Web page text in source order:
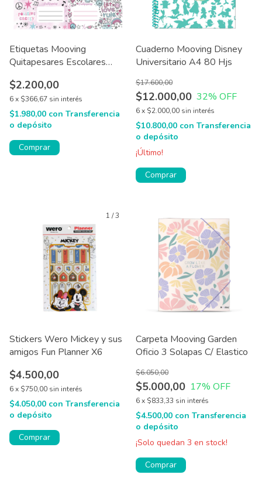
Etiquetas Mooving
Quitapesares Escolares
$2.200,00
6x $366,67 sin interés
$1.980,00 con Transferencia
o depósito
Comprar
Cuaderno Mooving Disney
Universitario A4 80 Hjs
$12.000,00
$17.600,00
32% OFF
6x $2.000,00 sin interés
$10.800,00 con Transferencia
o depósito
¡Último!
Comprar
1 /3
Stickers Wero Mickey y sus
amigos Fun Planner X6
$4.500,00
6x $750,00 sin interés
$4.050,00 con Transferencia
o depósito
Carpeta Mooving Garden
Oficio 3 Solapas C/ Elastico
$5.000,00
$6.050,00
17% OFF
6x $833,33 sin interés
$4.500,00 con Transferencia
o depósito
¡Solo quedan 3 en stock!